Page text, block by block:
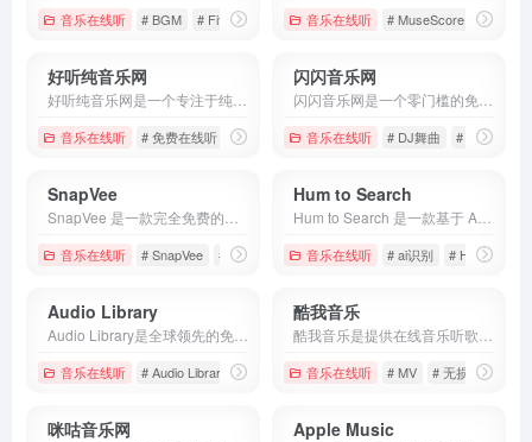
音乐在线听 # BGM # FiftySounds # 下载免费音乐
音乐在线听 # MuseScore # 乐谱
好听纯音乐网
音乐在线听 # 免费在线听 # 免费音乐 # 减压放松
闪闪音乐网
音乐在线听 # DJ舞曲 # mp3下载
SnapVee
音乐在线听 # SnapVee # 下载工具 # 免费下载视频
Hum to Search
音乐在线听 # ai识别 # Hum to
Audio Library
音乐在线听 # Audio Library # 音乐下载 # 音乐素材
酷我音乐
音乐在线听 # MV # 无损音乐
咪咕音乐网 ‎Apple Music